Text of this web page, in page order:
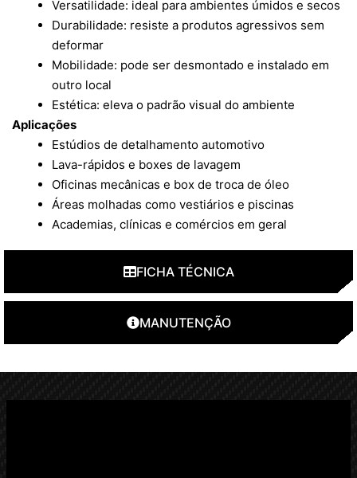
FICHA TÉCNICA
MANUTENÇÃO
Versatilidade: ideal para ambientes úmidos e secos
Durabilidade: resiste a produtos agressivos sem
deformar
Mobilidade: pode ser desmontado e instalado em
outro local
Estética: eleva o padrão visual do ambiente
Aplicações
Estúdios de detalhamento automotivo
Lava-rápidos e boxes de lavagem
Oficinas mecânicas e box de troca de óleo
Áreas molhadas como vestiários e piscinas
Academias, clínicas e comércios em geral